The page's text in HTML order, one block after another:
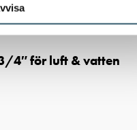
4″ för luft & vatten